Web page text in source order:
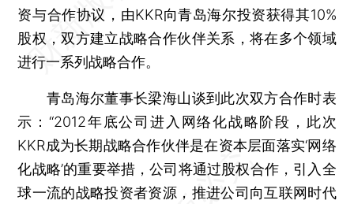
资与合作协议，由KKR向青岛海尔投资获得其10%
股权，双方建立战略合作伙伴关系，将在多个领域
进行一系列战略合作。
青岛海尔董事长梁海山谈到此次双方合作时表
示：“2012年底公司进入网络化战略阶段，此次
KKR成为长期战略合作伙伴是在资本层面落实‘网络
化战略’的重要举措，公司将通过股权合作，引入全
球一流的战略投资者资源，推进公司向互联网时代